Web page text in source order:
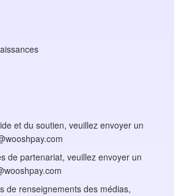
et du soutien, veuillez envoyer un
de partenariat, veuillez envoyer un
de renseignements des médias,